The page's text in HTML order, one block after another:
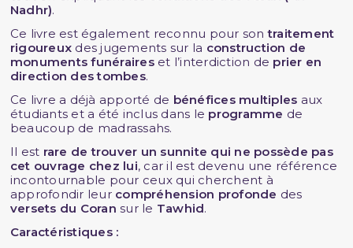
Nadhr).
Ce livre est également reconnu pour sontraitement
rigoureux des jugements sur la construction de
monuments funéraireset l’interdiction de prier en
direction des tombes.
Ce livre a déjà apporté de bénéfices multiples aux
étudiants et a été inclus dans le programme de
beaucoup de madrassahs.
Il est rare de trouver un sunnite qui ne possède pas
cet ouvrage chez lui, car il est devenu une référence
incontournable pour ceux qui cherchent à
approfondir leur compréhension profonde des
versets du Coran sur le Tawhid.
Caractéristiques :